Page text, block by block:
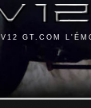
V12 GT.COM